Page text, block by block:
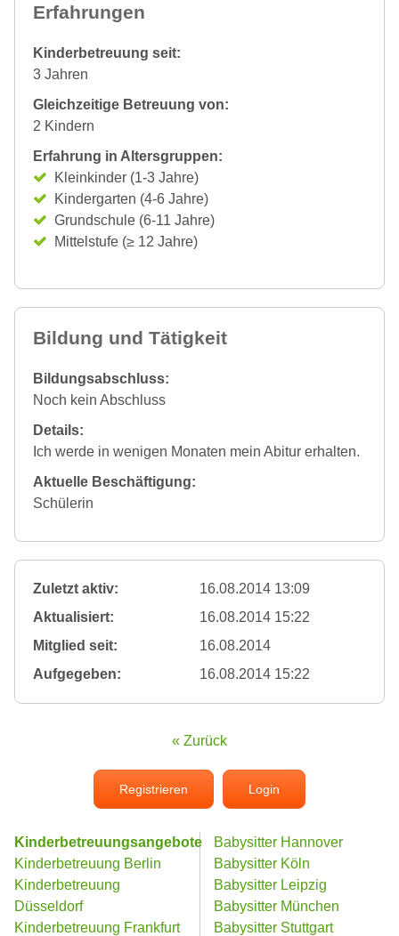
Erfahrungen
Kinderbetreuung seit:
3 Jahren
Gleichzeitige Betreuung von:
2 Kindern
Erfahrung in Altersgruppen:
Kleinkinder (1-3 Jahre)
Kindergarten (4-6 Jahre)
Grundschule (6-11 Jahre)
Mittelstufe (≥ 12 Jahre)
Bildung und Tätigkeit
Bildungsabschluss:
Noch kein Abschluss
Details:
Ich werde in wenigen Monaten mein Abitur erhalten.
Aktuelle Beschäftigung:
Schülerin
Zuletzt aktiv:
16.08.2014 13:09
Aktualisiert:
16.08.2014 15:22
Mitglied seit:
16.08.2014
Aufgegeben:
16.08.2014 15:22
« Zurück
Registrieren Login
Kinderbetreuungsangebote
Kinderbetreuung Berlin
Kinderbetreuung
Düsseldorf
Kinderbetreuung Frankfurt
Babysitter Hannover
Babysitter Köln
Babysitter Leipzig
Babysitter München
Babysitter Stuttgart